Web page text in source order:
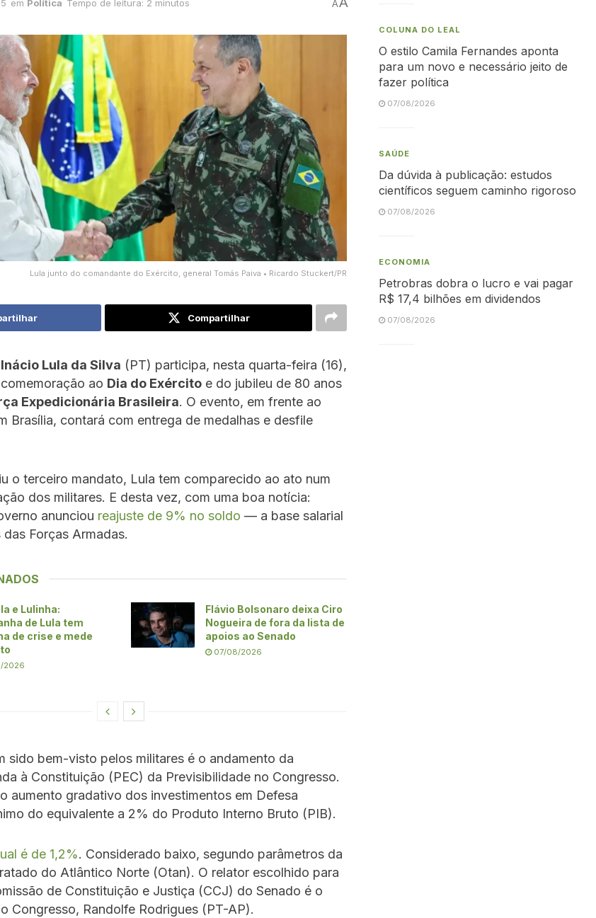
em Política Tempo de leitura: 2 minutos A
Lula junto do comandante do Exército, general Tomás Paiva • Ricardo Stuckert/PR
Compartilhar
Lula da Silva (PT) participa, nesta quarta-feira (16),
ao Dia do Exército e do jubileu de 80 anos
Expedicionária Brasileira. O evento, em frente ao
Brasília, contará com entrega de medalhas e desfile
o terceiro mandato, Lula tem comparecido ao ato num
dos militares. E desta vez, com uma boa notícia:
anunciou reajuste de 9% no soldo — a base salarial
Forças Armadas.
e Lulinha:
de Lula tem
de crise e mede
2026
Flávio Bolsonaro deixa Ciro
Nogueira de fora da lista de
apoios ao Senado
07/08/2026
sido bem-visto pelos militares é o andamento da
à Constituição (PEC) da Previsibilidade no Congresso.
aumento gradativo dos investimentos em Defesa
do equivalente a 2% do Produto Interno Bruto (PIB).
é de 1,2%. Considerado baixo, segundo parâmetros da
do Atlântico Norte (Otan). O relator escolhido para
de Constituição e Justiça (CCJ) do Senado é o
Congresso, Randolfe Rodrigues (PT-AP).
COLUNA DO LEAL
O estilo Camila Fernandes aponta
para um novo e necessário jeito de
fazer política
07/08/2026
SAÚDE
Da dúvida à publicação: estudos
científicos seguem caminho rigoroso
07/08/2026
ECONOMIA
Petrobras dobra o lucro e vai pagar
R$ 17,4 bilhões em dividendos
07/08/2026